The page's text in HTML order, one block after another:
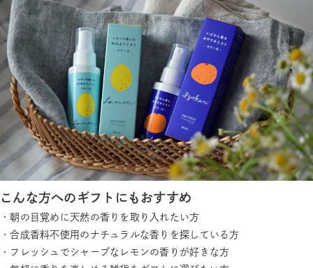
こんな方へのギフトにもおすすめ
・朝の目覚めに天然の香りを取り入れたい方
・合成香料不使用のナチュラルな香りを探している方
・フレッシュでシャープなレモンの香りが好きな方